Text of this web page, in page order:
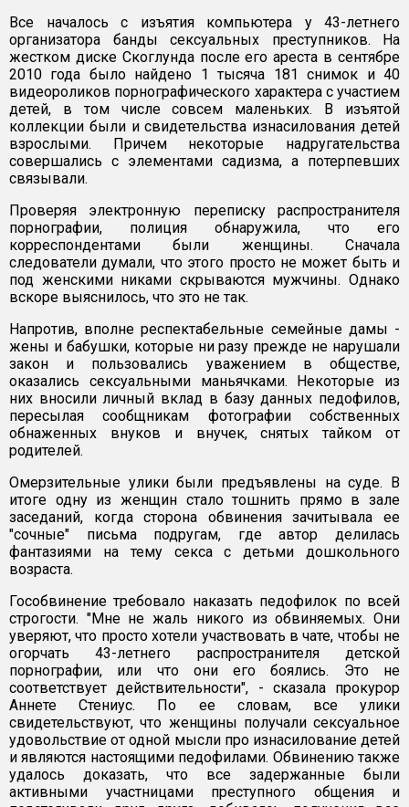
Все началось с изъятия компьютера у 43-летнего
организатора банды сексуальных преступников. На
жестком диске Скоглунда после его ареста в сентябре
2010 года было найдено 1 тысяча 181 снимок и 40
видеороликов порнографического характера с участием
детей, в том числе совсем маленьких. В изъятой
коллекции были и свидетельства изнасилования детей
взрослыми. Причем некоторые надругательства
совершались с элементами садизма, а потерпевших
связывали.
Проверяя электронную переписку распространителя
порнографии, полиция обнаружила, что его
корреспондентами были женщины. Сначала
следователи думали, что этого просто не может быть и
под женскими никами скрываются мужчины. Однако
вскоре выяснилось, что это не так.
Напротив, вполне респектабельные семейные дамы -
жены и бабушки, которые ни разу прежде не нарушали
закон и пользовались уважением в обществе,
оказались сексуальными маньячками. Некоторые из
них вносили личный вклад в базу данных педофилов,
пересылая сообщникам фотографии собственных
обнаженных внуков и внучек, снятых тайком от
родителей.
Омерзительные улики были предъявлены на суде. В
итоге одну из женщин стало тошнить прямо в зале
заседаний, когда сторона обвинения зачитывала ее
"сочные" письма подругам, где автор делилась
фантазиями на тему секса с детьми дошкольного
возраста.
Гособвинение требовало наказать педофилок по всей
строгости. "Мне не жаль никого из обвиняемых. Они
уверяют, что просто хотели участвовать в чате, чтобы не
огорчать 43-летнего распространителя детской
порнографии, или что они его боялись. Это не
соответствует действительности", - сказала прокурор
Аннете Стениус. По ее словам, все улики
свидетельствуют, что женщины получали сексуальное
удовольствие от одной мысли про изнасилование детей
и являются настоящими педофилами. Обвинению также
удалось доказать, что все задержанные были
активными участницами преступного общения и